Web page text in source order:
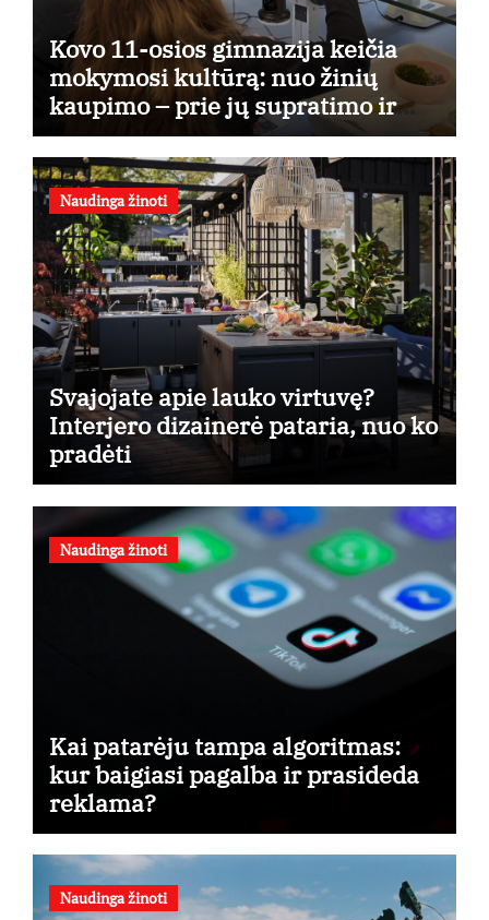
Kovo 11-osios gimnazija keičia
mokymosi kultūrą: nuo žinių
kaupimo – prie jų supratimo ir
taikymo
Naudinga žinoti
Svajojate apie lauko virtuvę?
Interjero dizainerė pataria, nuo ko
pradėti
Naudinga žinoti
Kai patarėju tampa algoritmas:
kur baigiasi pagalba ir prasideda
reklama?
Naudinga žinoti